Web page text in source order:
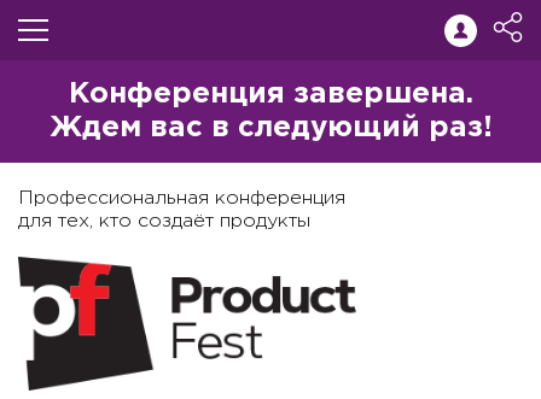
Конференция завершена.
Ждем вас в следующий раз!
Профессиональная конференция
для тех, кто создаёт продукты